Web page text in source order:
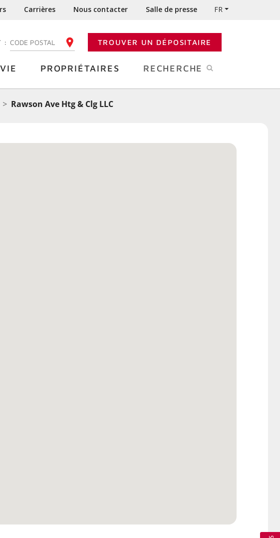
Carrières Nous contacter Salle de presse FR
: ENTREZ VOTRE CODE POSTALTROUVER UN DÉPOSITAIRE
PROPRIÉTAIRES RECHERCHE
Rawson Ave Htg & Clg LLC